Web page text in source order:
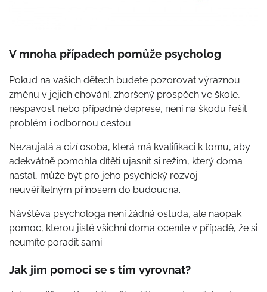
V mnoha případech pomůže psycholog
Pokud na vašich dětech budete pozorovat výraznou
změnu v jejich chování, zhoršený prospěch ve škole,
nespavost nebo případné deprese, není na škodu řešit
problém i odbornou cestou.
Nezaujatá a cizí osoba, která má kvalifikaci k tomu, aby
adekvátně pomohla dítěti ujasnit si režim, který doma
nastal, může být pro jeho psychický rozvoj
neuvěřitelným přínosem do budoucna.
Návštěva psychologa není žádná ostuda, ale naopak
pomoc, kterou jistě všichni doma oceníte v případě, že si
neumíte poradit sami.
Jak jim pomoci se s tím vyrovnat?